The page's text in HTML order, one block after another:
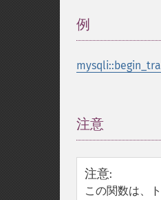
例
注意
注意:
この関数は、